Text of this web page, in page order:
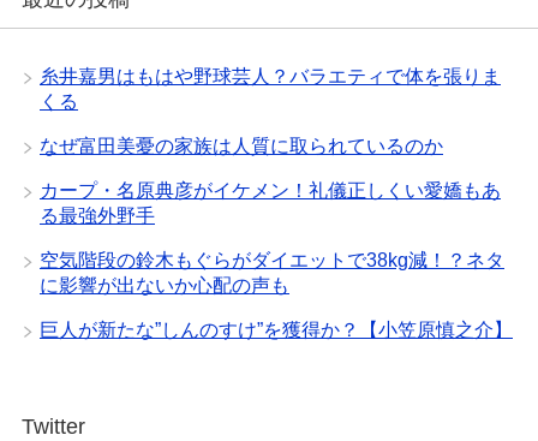
糸井嘉男はもはや野球芸人？バラエティで体を張りま
くる
なぜ富田美憂の家族は人質に取られているのか
カープ・名原典彦がイケメン！礼儀正しくい愛嬌もあ
る最強外野手
空気階段の鈴木もぐらがダイエットで38kg減！？ネタ
に影響が出ないか心配の声も
巨人が新たな”しんのすけ”を獲得か？【小笠原慎之介】
Twitter